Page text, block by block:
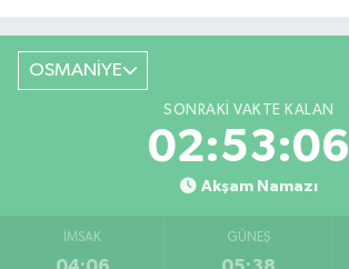
OSMANİYE
SONRAKI VAKTE KALAN
02:53:05
Akşam Namazı
İMSAK GÜNEŞ